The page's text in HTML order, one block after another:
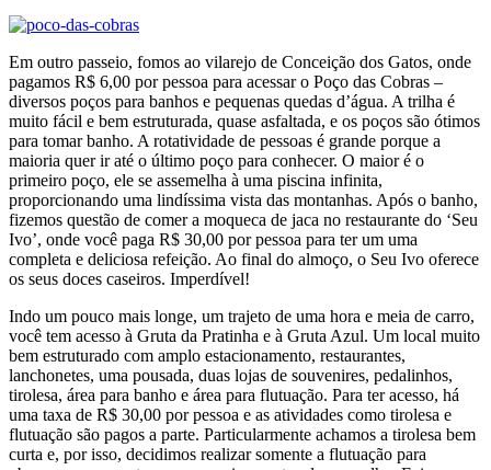
Em outro passeio, fomos ao vilarejo de Conceição dos Gatos, onde
pagamos R$ 6,00 por pessoa para acessar o Poço das Cobras –
diversos poços para banhos e pequenas quedas d’água. A trilha é
muito fácil e bem estruturada, quase asfaltada, e os poços são ótimos
para tomar banho. A rotatividade de pessoas é grande porque a
maioria quer ir até o último poço para conhecer. O maior é o
primeiro poço, ele se assemelha à uma piscina infinita,
proporcionando uma lindíssima vista das montanhas. Após o banho,
fizemos questão de comer a moqueca de jaca no restaurante do ‘Seu
Ivo’, onde você paga R$ 30,00 por pessoa para ter um uma
completa e deliciosa refeição. Ao final do almoço, o Seu Ivo oferece
os seus doces caseiros. Imperdível!
Indo um pouco mais longe, um trajeto de uma hora e meia de carro,
você tem acesso à Gruta da Pratinha e à Gruta Azul. Um local muito
bem estruturado com amplo estacionamento, restaurantes,
lanchonetes, uma pousada, duas lojas de souvenires, pedalinhos,
tirolesa, área para banho e área para flutuação. Para ter acesso, há
uma taxa de R$ 30,00 por pessoa e as atividades como tirolesa e
flutuação são pagos a parte. Particularmente achamos a tirolesa bem
curta e, por isso, decidimos realizar somente a flutuação para